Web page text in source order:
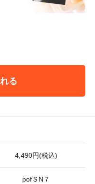
る
4,490円(税込)
pofＳN７